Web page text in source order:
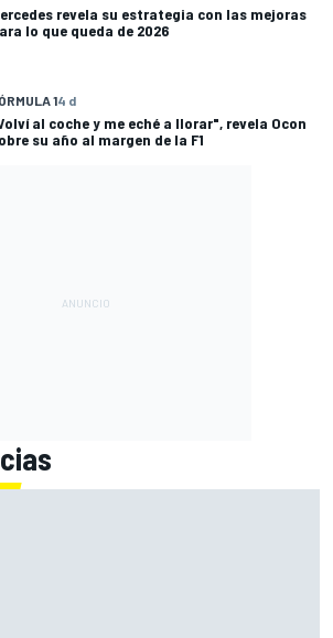
revela su estrategia con las mejoras
lo que queda de 2026
14 d
al coche y me eché a llorar", revela Ocon
su año al margen de la F1